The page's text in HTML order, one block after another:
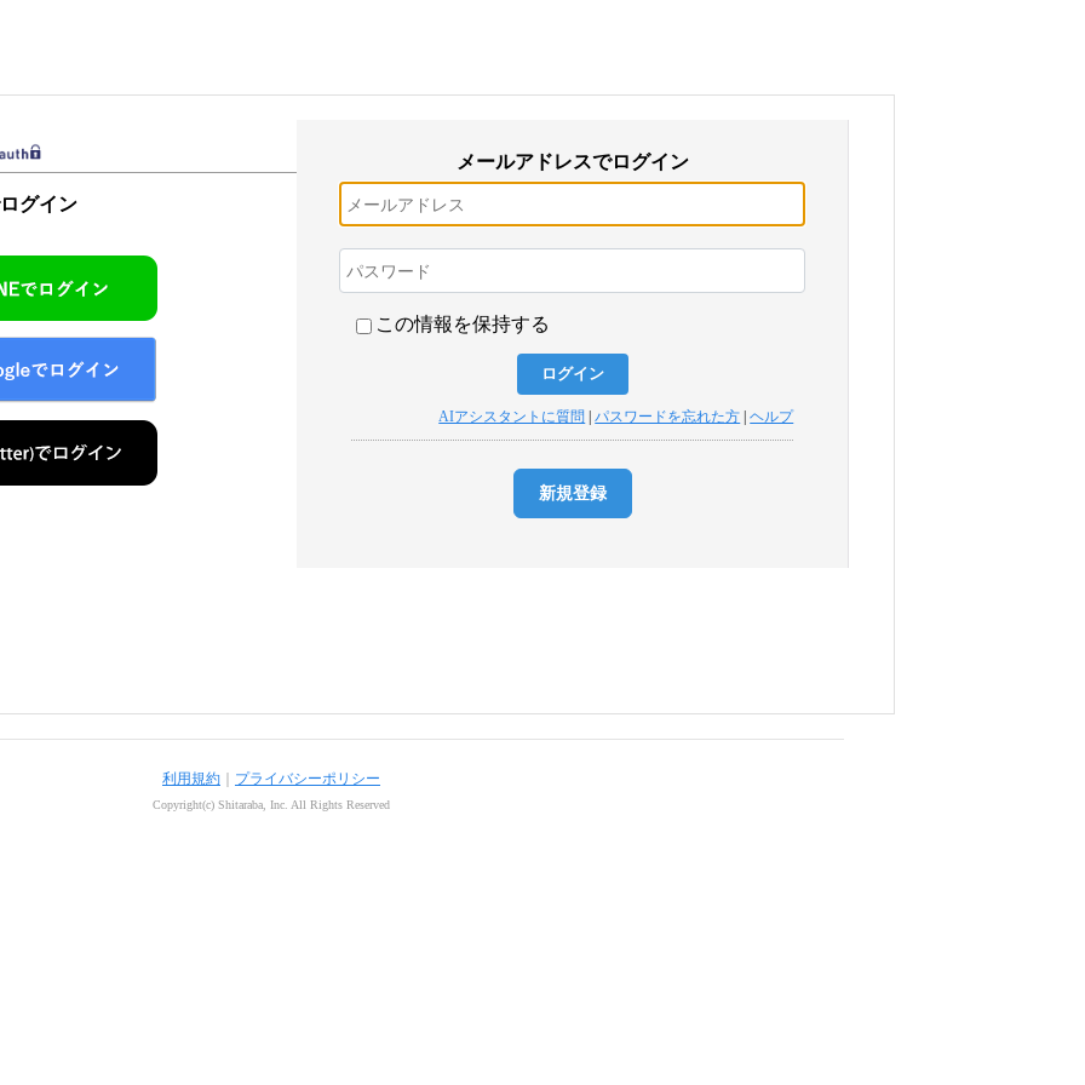
グイン
メールアドレスでログイン
この情報を保持する
AIアシスタントに質問 |パスワードを忘れた方 |ヘルプ
新規登録
利用規約 プライバシーポリシー
Copyright(c) Shitaraba, Inc. All Rights Reserved